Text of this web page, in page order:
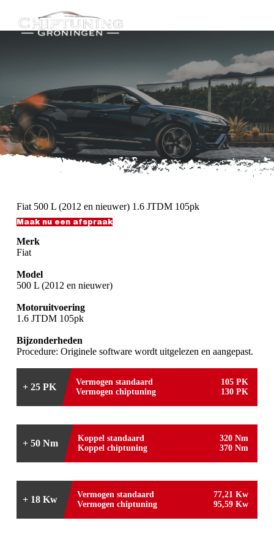
n
i
n
h
u
d
Fiat 500 L (2012 en nieuwer) 1.6 JTDM 105pk
Maak nu een afspraak
Merk
Fiat
Model
500 L (2012 en nieuwer)
Motoruitvoering
1.6 JTDM 105pk
Bijzonderheden
Procedure: Originele software wordt uitgelezen en aangepast.
+ 25 PK Vermogen standaard
105 PK
Vermogen chiptuning
130 PK
+ 50 Nm Koppel standaard
320 Nm
Koppel chiptuning
370 Nm
+ 18 Kw Vermogen standaard
77,21 Kw
Vermogen chiptuning
95,59 Kw